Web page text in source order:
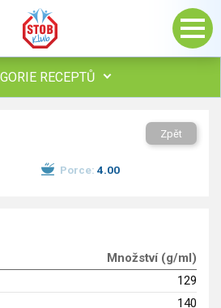
RECEPTŮ
Zpět
Porce: 4.00
Množství (g/ml)
129
140